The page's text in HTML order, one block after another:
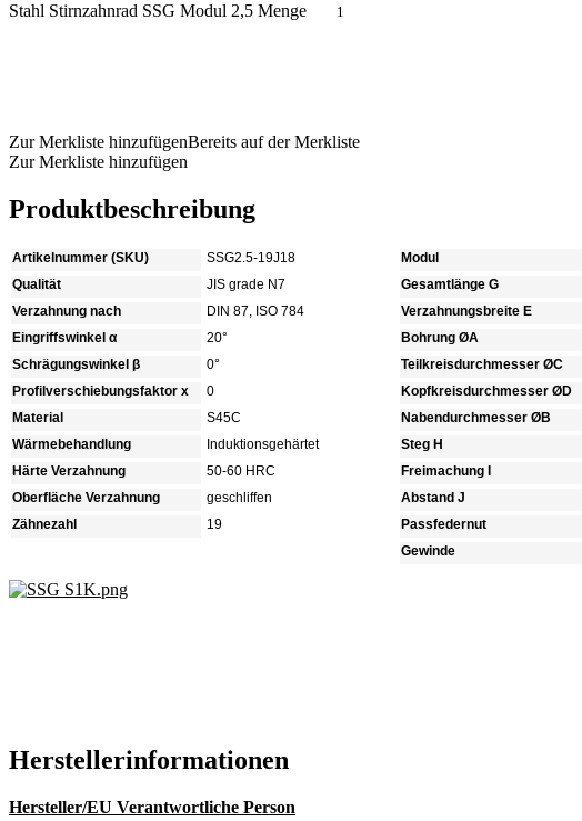
Stahl Stirnzahnrad SSG Modul 2,5 Menge
Zur Merkliste hinzufügenBereits auf der Merkliste
Zur Merkliste hinzufügen
Produktbeschreibung
Artikelnummer (SKU)
SSG2.5-19J18
Qualität
JIS grade N7
Verzahnung nach
DIN 87, ISO 784
Eingriffswinkel α
20°
Schrägungswinkel β
0°
Profilverschiebungsfaktor x
0
Material
S45C
Wärmebehandlung
Induktionsgehärtet
Härte Verzahnung
50-60 HRC
Oberfläche Verzahnung
geschliffen
Zähnezahl
19
Modul
Gesamtlänge G
Verzahnungsbreite E
Bohrung ØA
Teilkreisdurchmesser ØC
Kopfkreisdurchmesser ØD
Nabendurchmesser ØB
Steg H
Freimachung I
Abstand J
Passfedernut
Gewinde
Hersteller­informationen
Hersteller/EU Verantwortliche Person